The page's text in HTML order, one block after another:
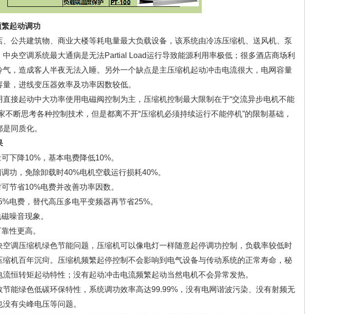
起动调功
共建筑物、商业大楼等耗电量最大负载设备，该系统由冷冻压缩机、送风机、泵
央空调系统最大通病是无法Partial Load运行导致能源利用率极低；很多酒店商场利
，造成客人半夜无法入睡。另外一个缺点是主压缩机起动冲击电流很大，电网容量
，进线变压器效率及功率因数较低。
起动中大功率使用电磁阀控制为主，压缩机控制最大限制在于“交流异步电机不能
不断思考各种控制技术，但是都离不开“压缩机必须持续运行不能停机”的限制基础，
同质化。
降10%，基本电费降低10%。
，免除卸载时40%电机空载运行损耗40%。
省10%电费并改善功率因数。
费，替代高压多电平变频器再节省25%。
噪音现象。
性更高。
压缩机绿色节能问题，压缩机可以像电灯一样随意起停调功控制，负载率较低时
机百年沉疴。压缩机频繁起停控制不会影响到电气设备与传动系统的正常寿命，秘
恒转矩起动特性；没有起动冲击电流频繁起动当然电机不会异常发热。
绿色低碳环保特性，系统调功效率高达99.99%，没有电网谐波污染、没有射频无
有尖峰电压等问题。